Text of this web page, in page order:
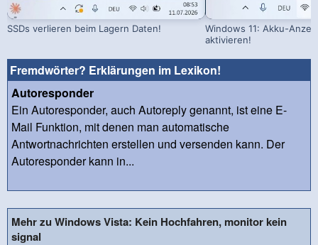
SSDs verlieren beim Lagern Daten!
Windows 11: Akku-
aktivieren!
Fremdwörter? Erklärungen im Lexikon!
Autoresponder
Ein Autoresponder, auch Autoreply genannt, ist eine E-
Mail Funktion, mit denen man automatische
Antwortnachrichten erstellen und versenden kann. Der
Autoresponder kann in...
Mehr zu Windows Vista: Kein Hochfahren, monitor kein
signal